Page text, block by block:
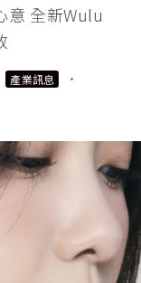
意 全新Wulu
產業訊息
·